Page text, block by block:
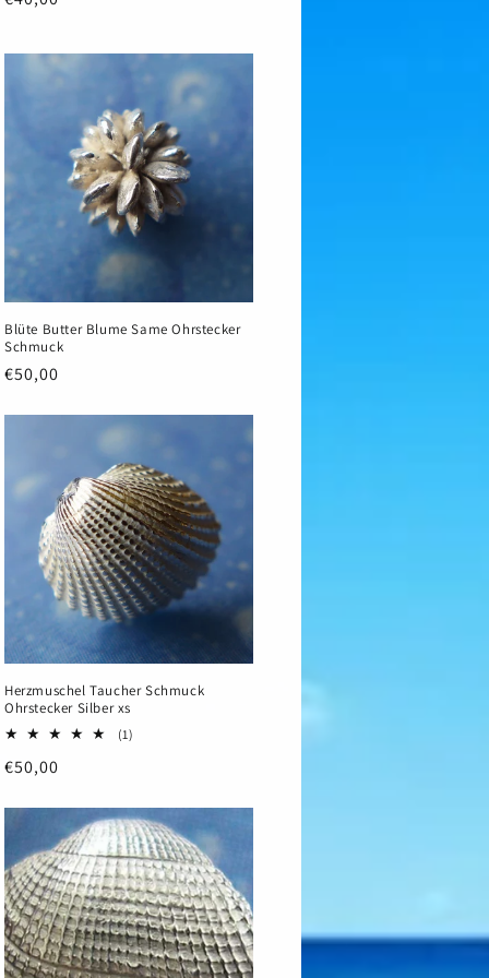
Blüte Butter Blume Same Ohrstecker
Schmuck
Normaler
€50,00
Herzmuschel Taucher Schmuck
Ohrstecker Silber xs
(1)
Normaler
€50,00